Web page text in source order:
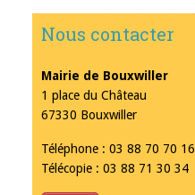
Nous contacter
Mairie de Bouxwiller
1 place du Château
67330 Bouxwiller
Téléphone : 03 88 70 70 16
Télécopie : 03 88 71 30 34